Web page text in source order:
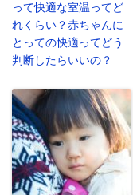
って快適な室温ってど
れくらい？赤ちゃんに
とっての快適ってどう
判断したらいいの？